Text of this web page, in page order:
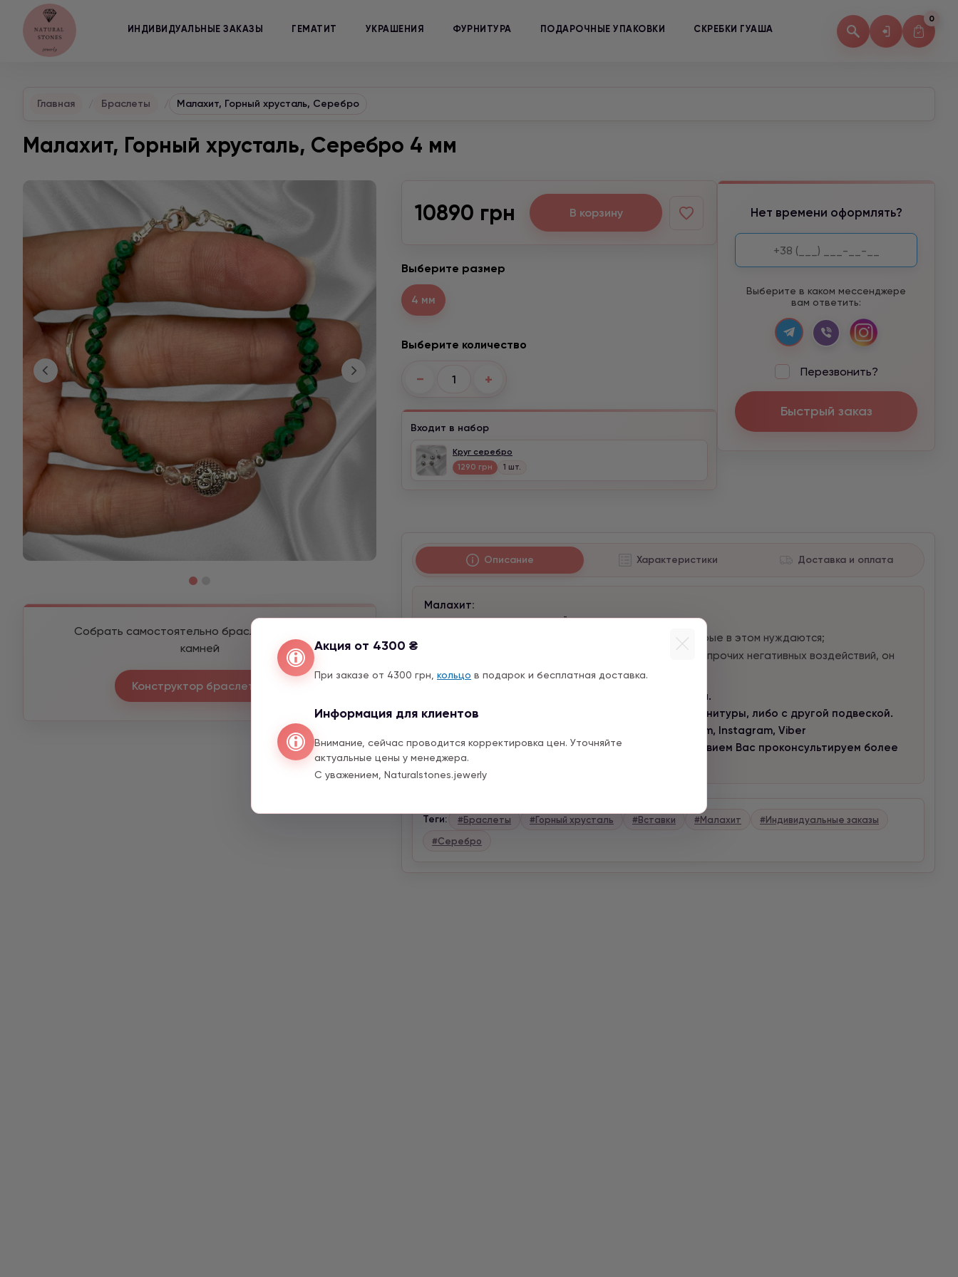
Акция от 4300 ₴
При заказе от 4300 грн, кольцо в подарок и бесплатная доставка.
Информация для клиентов
Внимание, сейчас проводится корректировка цен. Уточняйте
актуальные цены у менеджера.
С уважением, Naturalstones.jewerly
ИНДИВИДУАЛЬНЫЕ ЗАКАЗЫ ГЕМАТИТ УКРАШЕНИЯ ФУРНИТУРА ПОДАРОЧНЫЕ УПАКОВКИ СКРЕБКИ ГУАША
0
Главная Браслеты Малахит, Горный хрусталь, Серебро
Малахит, Горный хрусталь, Серебро 4 мм
Собрать самостоятельно браслет из разных
камней
Конструктор браслетов
10890 грн В корзину
Выберите размер
4 мм
Выберите количество
− +
Входит в набор
Круг серебро
1290 грн 1 шт.
Нет времени оформлять?
Выберите в каком мессенджере
вам ответить:
Перезвонить?
Быстрый заказ
Описание Характеристики Доставка и оплата
Малахит:
камень гармонии, спокойствия и равновесия;
он дарит счастье хорошим и честным людям, которые в этом нуждаются;
используют как оберег от недобрых сил, сглаза и прочих негативных воздействий, он
впитывает отрицательную энергию.
Делаем индивидуально по объему Вашего запястья.
Принимаем индивидуальные заказы, можно без фурнитуры, либо с другой подвеской.
Для индивидуального заказа пишите нам в Telegram, Instagram, Viber
или оставьте сообщение на сайте, мы с удовольствием Вас проконсультируем более
подробно.
Теги: #Браслеты #Горный хрусталь #Вставки #Малахит
#Индивидуальные заказы
#Серебро